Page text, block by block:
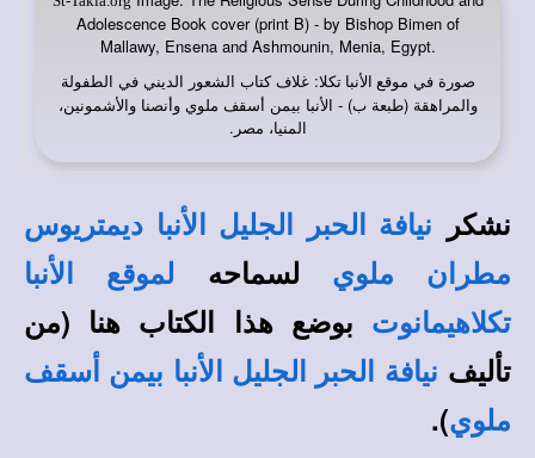
Adolescence Book cover (print B) - by Bishop Bimen of
Mallawy, Ensena and Ashmounin, Menia, Egypt.
صورة في موقع الأنبا تكلا: غلاف كتاب الشعور الديني في الطفولة
والمراهقة (طبعة ب) - الأنبا بيمن أسقف ملوي وأنصنا والأشمونين،
المنيا، مصر.
نشكر
نيافة الحبر الجليل الأنبا ديمتريوس
مطران ملوي
لسماحه
لموقع الأنبا
تكلاهيمانوت
بوضع هذا الكتاب هنا (من
تأليف نيافة الحبر الجليل الأنبا بيمن أسقف
ملوي).